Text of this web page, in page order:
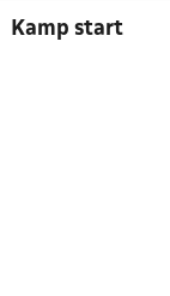
Kamp start